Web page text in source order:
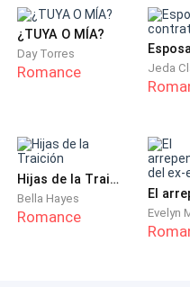
¿TUYA O MÍA?
Day Torres
Romance Jeda
Hijas de la Traición
Bella Hayes
Romance Evelyn